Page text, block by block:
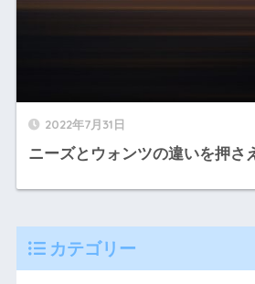
2022年7月31日
ニーズとウォンツの違いを押さ
カテゴリー